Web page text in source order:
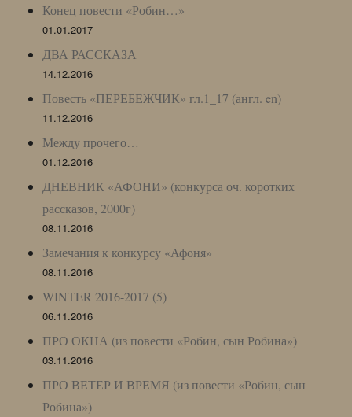
Конец повести «Робин…»
01.01.2017
ДВА РАССКАЗА
14.12.2016
Повесть «ПЕРЕБЕЖЧИК» гл.1_17 (англ. en)
11.12.2016
Между прочего…
01.12.2016
ДНЕВНИК «АФОНИ» (конкурса оч. коротких
рассказов, 2000г)
08.11.2016
Замечания к конкурсу «Афоня»
08.11.2016
WINTER 2016-2017 (5)
06.11.2016
ПРО ОКНА (из повести «Робин, сын Робина»)
03.11.2016
ПРО ВЕТЕР И ВРЕМЯ (из повести «Робин, сын
Робина»)